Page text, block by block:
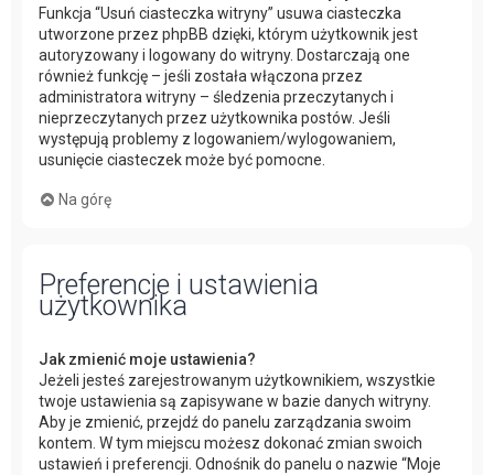
Funkcja “Usuń ciasteczka witryny” usuwa ciasteczka
utworzone przez phpBB dzięki, którym użytkownik jest
autoryzowany i logowany do witryny. Dostarczają one
również funkcję – jeśli została włączona przez
administratora witryny – śledzenia przeczytanych i
nieprzeczytanych przez użytkownika postów. Jeśli
występują problemy z logowaniem/wylogowaniem,
usunięcie ciasteczek może być pomocne.
Na górę
Preferencje i ustawienia
użytkownika
Jak zmienić moje ustawienia?
Jeżeli jesteś zarejestrowanym użytkownikiem, wszystkie
twoje ustawienia są zapisywane w bazie danych witryny.
Aby je zmienić, przejdź do panelu zarządzania swoim
kontem. W tym miejscu możesz dokonać zmian swoich
ustawień i preferencji. Odnośnik do panelu o nazwie “Moje